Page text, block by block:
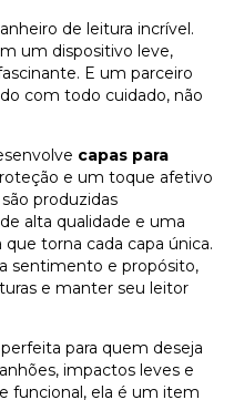
de leitura incrível.
um dispositivo leve,
E um parceiro
com todo cuidado, não
capas para
e um toque afetivo
produzidas
alta qualidade e uma
torna cada capa única.
sentimento e propósito,
e manter seu leitor
para quem deseja
impactos leves e
funcional, ela é um item